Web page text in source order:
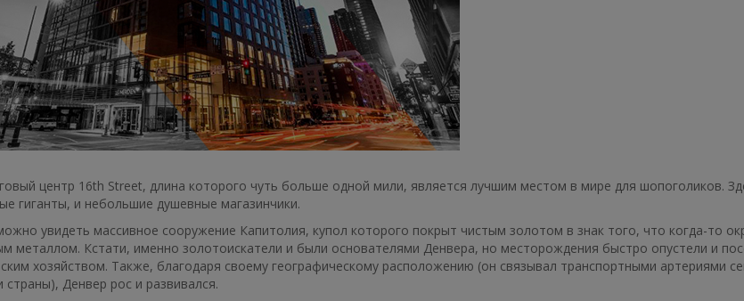
центр 16th Street, длина которого чуть больше одной мили, является лучшим местом в мире для шопоголиков.
гиганты, и небольшие душевные магазинчики.
увидеть массивное сооружение Капитолия, купол которого покрыт чистым золотом в знак того, что когда-то
металлом. Кстати, именно золотоискатели и были основателями Денвера, но месторождения быстро опустели и
хозяйством. Также, благодаря своему географическому расположению (он связывал транспортными артериями
страны), Денвер рос и развивался.